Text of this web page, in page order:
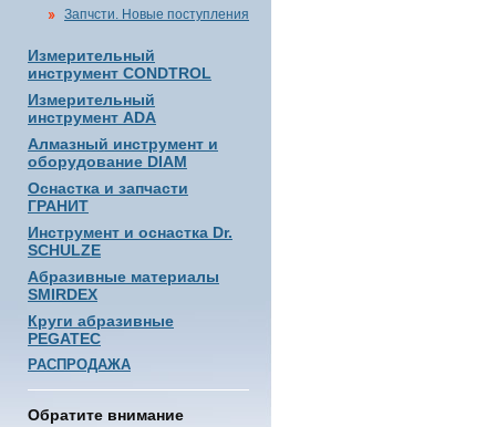
Запчсти. Новые поступления
Измерительный
инструмент CONDTROL
Измерительный
инструмент ADA
Алмазный инструмент и
оборудование DIAM
Оснастка и запчасти
ГРАНИТ
Инструмент и оснастка Dr.
SCHULZE
Абразивные материалы
SMIRDEX
Круги абразивные
PEGATEC
РАСПРОДАЖА
Обратите внимание